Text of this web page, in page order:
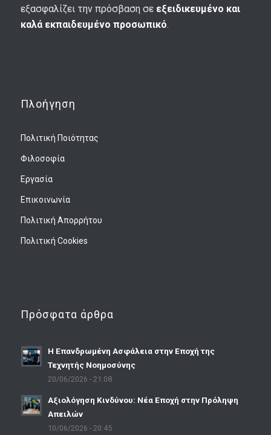
εξασφαλίζει την πρόσβαση σε εξειδικευμένο και
καλά εκπαιδευμένο προσωπικό.
Πλοήγηση
Πολιτική Ποιότητας
Φιλοσοφία
Εργασία
Επικοινωνία
Πολιτική Απορρήτου
Πολιτική Cookies
Πρόσφατα άρθρα
Η Επανδρωμένη Ασφάλεια στην Εποχή της
Τεχνητής Νοημοσύνης
20/06/2026 - 21:08
Αξιολόγηση Κινδύνου: Νέα Εποχή στην Πρόληψη
Απειλών
10/06/2026 - 20:45